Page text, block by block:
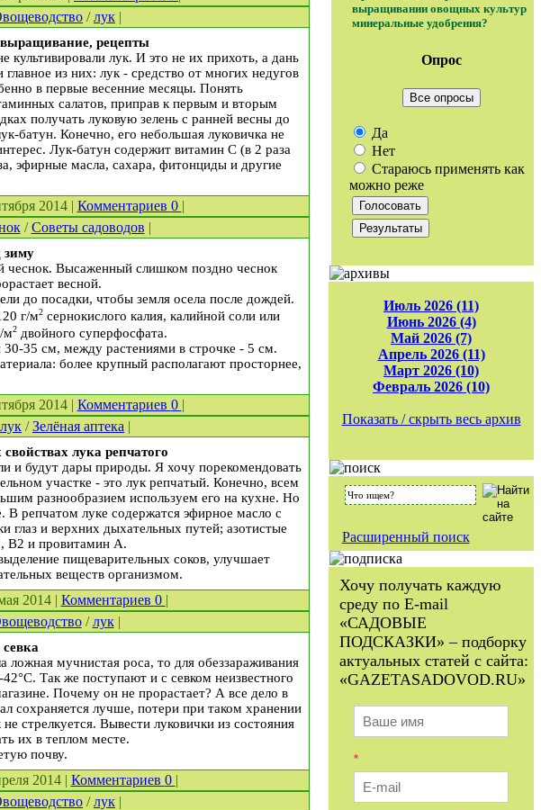
/лук |
рецепты
культивировали лук. И это не их прихоть, а дань
из них: лук - средство от многих недугов
в первые весенние месяцы. Понять
салатов, приправ к первым и вторым
получать луковую зелень с ранней весны до
батун. Конечно, его небольшая луковичка не
Лук-батун содержит витамин С (в 2 раза
эфирные масла, сахара, фитонциды и другие
2014 | Комментариев 0 |
/Советы садоводов |
зиму
чеснок. Высаженный слишком поздно чеснок
весной.
до посадки, чтобы земля осела после дождей.
г/м2сернокислого калия, калийной соли или
м2 двойного суперфосфата.
35 см, между растениями в строчке - 5 см.
более крупный располагают просторнее,
2014 | Комментариев 0 |
лук /Зелёная аптека |
лука репчатого
и будут дары природы. Я хочу порекомендовать
участке - это лук репчатый. Конечно, всем
разнообразием используем его на кухне. Но
репчатом луке содержатся эфирное масло с
и верхних дыхательных путей; азотистые
В2 и провитамин А.
пищеварительных соков, улучшает
веществ организмом.
2014 | Комментариев 0 |
/лук|
мучнистая роса, то для обеззараживания
Так же поступают и с севком неизвестного
Почему он не прорастает? А все дело в
сохраняется лучше, потери при таком хранении
стрелкуется. Вывести луковички из состояния
их в теплом месте.
почву.
2014 | Комментариев 0 |
/лук |
выращивании овощных культур
минеральные удобрения?
Опрос
Все опросы
Да
Нет
Стараюсь применять как
можно реже
Июль 2026 (11)
Июнь 2026 (4)
Май 2026 (7)
Апрель 2026 (11)
Март 2026 (10)
Февраль 2026 (10)
Показать / скрыть весь архив
Расширенный поиск
Хочу получать каждую
среду по E-mail
«САДОВЫЕ
ПОДСКАЗКИ» – подборку
актуальных статей с сайта:
«GAZETASADOVOD.RU»
*